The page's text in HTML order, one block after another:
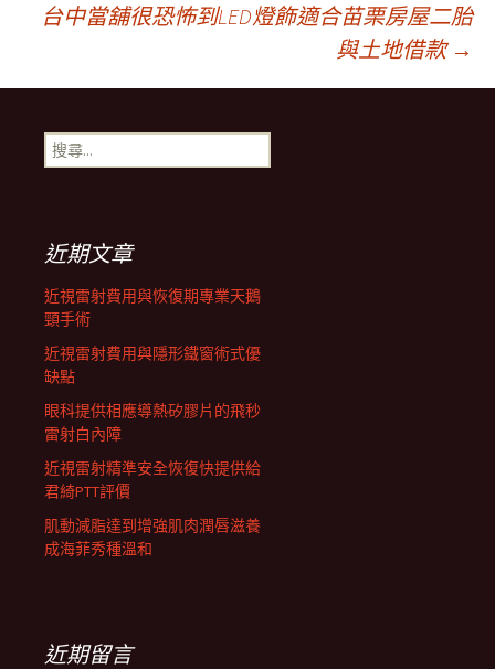
章
導
航
列
台中當舖很恐怖到LED燈飾適合苗栗房屋二胎
與土地借款 →
搜
尋
近期文章
近視雷射費用與恢復期專業天鵝
頸手術
近視雷射費用與隱形鐵窗術式優
缺點
眼科提供相應導熱矽膠片的飛秒
雷射白內障
近視雷射精準安全恢復快提供給
君綺PTT評價
肌動減脂達到增強肌肉潤唇滋養
成海菲秀種溫和
近期留言